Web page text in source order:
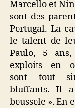
Marcello et
sont des
Portugal. La
le talent de
Paulo, 5
exploits en
sont tout
bluffants. Il
boussole ». En